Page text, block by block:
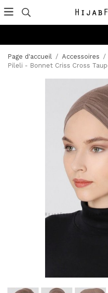
Page d'accueil / Accessoires /
Pileli - Bonnet Criss Cross